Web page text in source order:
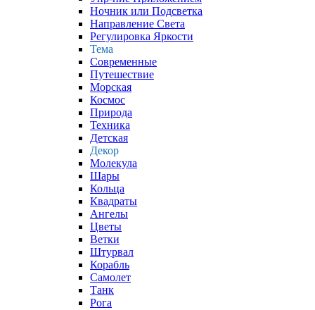
Ночник или Подсветка
Направление Света
Регулировка Яркости
Тема
Современные
Путешествие
Морская
Космос
Природа
Техника
Детская
Декор
Молекула
Шары
Кольца
Квадраты
Ангелы
Цветы
Ветки
Штурвал
Корабль
Самолет
Танк
Рога